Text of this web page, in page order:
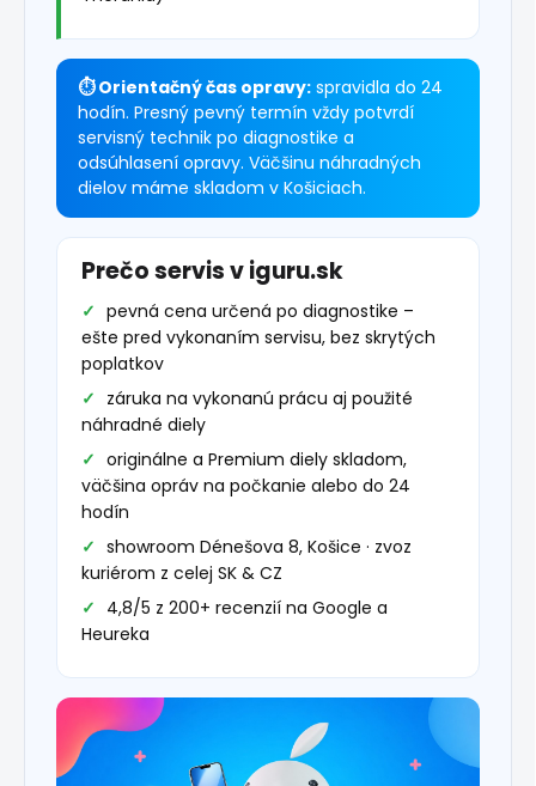
⏱ Orientačný čas opravy: spravidla do 24
hodín. Presný pevný termín vždy potvrdí
servisný technik po diagnostike a
odsúhlasení opravy. Väčšinu náhradných
dielov máme skladom v Košiciach.
Prečo servis v iguru.sk
pevná cena určená po diagnostike –
ešte pred vykonaním servisu, bez skrytých
poplatkov
záruka na vykonanú prácu aj použité
náhradné diely
originálne a Premium diely skladom,
väčšina opráv na počkanie alebo do 24
hodín
showroom Dénešova 8, Košice · zvoz
kuriérom z celej SK & CZ
4,8/5 z 200+ recenzií na Google a
Heureka